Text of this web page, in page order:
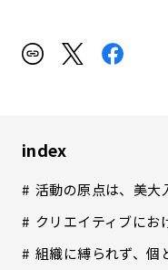
index
活動の原点は、美大
クリエイティブにお
組織に縛られず、個